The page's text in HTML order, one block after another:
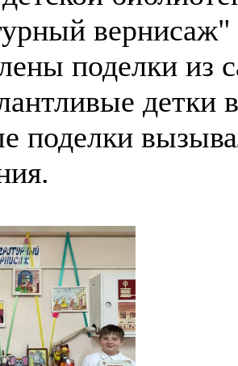
вернисаж"
поделки из
детки
поделки